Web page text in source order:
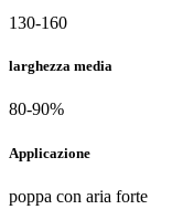
130-160
larghezza media
80-90%
Applicazione
poppa con aria forte